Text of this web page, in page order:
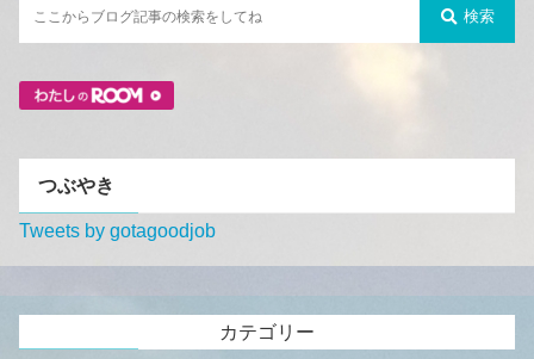
検索
つぶやき
Tweets by gotagoodjob
カテゴリー